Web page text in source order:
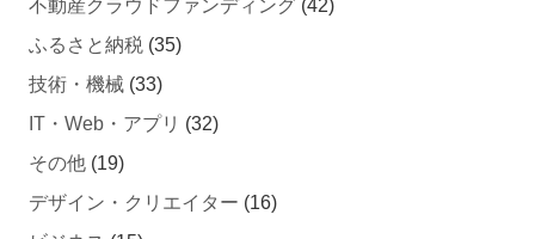
ふるさと納税 (35)
技術・機械(33)
IT・Web・アプリ
その他(19)
デザイン・クリエイター
ビジネス (15)